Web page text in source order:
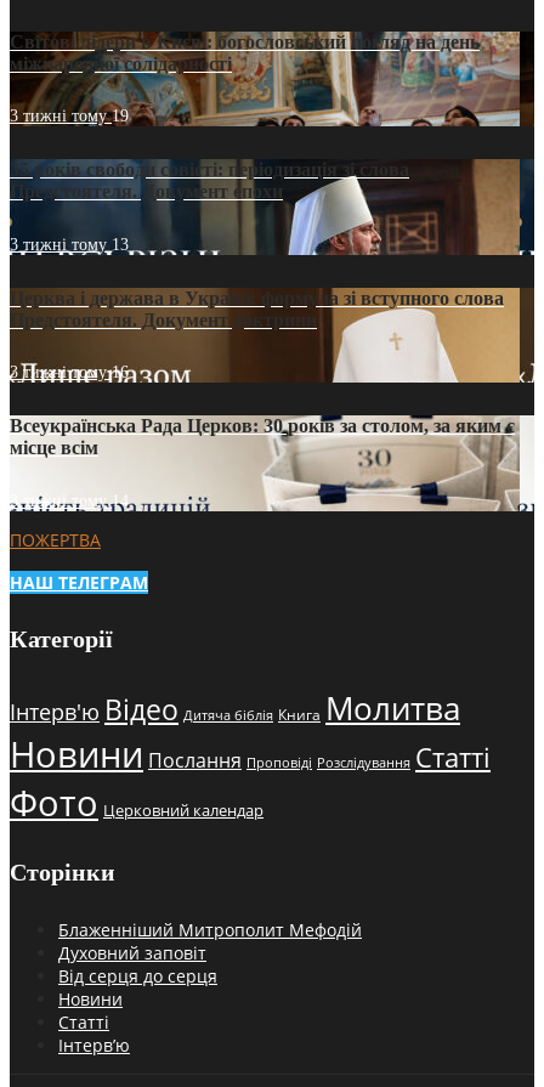
Світові лідери в Києві: богословський погляд на день
міжнародної солідарності
3 тижні тому19
35 років свободи совісті: періодизація зі слова
Предстоятеля. Документ епохи
3 тижні тому 13
Церква і держава в Україні: формула зі вступного слова
Предстоятеля. Документ доктрини
3 тижні тому16
Всеукраїнська Рада Церков: 30 років за столом, за яким є
місце всім
3 тижні тому14
ПОЖЕРТВА
НАШ ТЕЛЕГРАМ
Категорії
Інтерв'ю Відео Дитяча біблія Книга Молитва
Новини Послання Проповіді Розслідування Статті
Фото Церковний календар
Сторінки
Блаженніший Митрополит Мефодій
Духовний заповіт
Від серця до серця
Новини
Статті
Інтерв’ю